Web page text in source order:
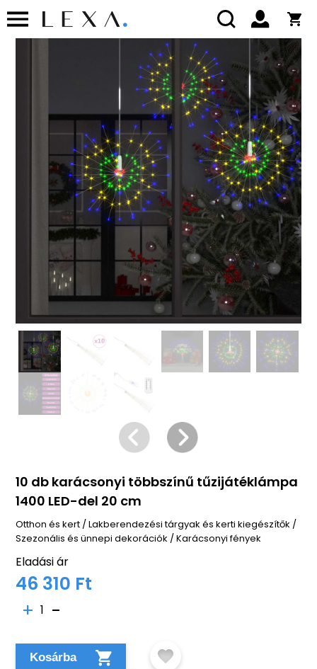
10 db karácsonyi többszínű tűzijátéklámpa
1400 LED-del 20 cm
Otthon és kert /Lakberendezési tárgyak és kerti kiegészítők /
Szezonális és ünnepi dekorációk /Karácsonyi fények
Eladási ár
46 310 Ft
1
Kosárba